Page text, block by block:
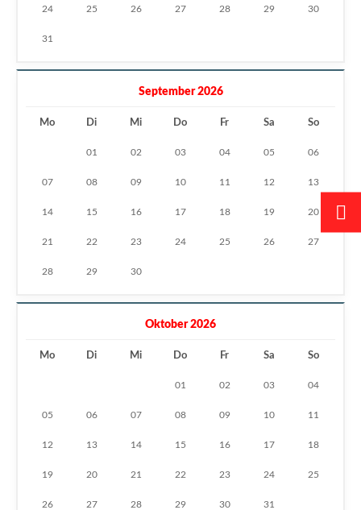
24 25 26 27 28 29 30
31
September 2026
Mo Di Mi Do Fr Sa So
01 02 03 04 05 06
07 08 09 10 11 12 13
14 15 16 17 18 19 20
21 22 23 24 25 26 27
28 29 30
Oktober 2026
Mo Di Mi Do Fr Sa So
01 02 03 04
05 06 07 08 09 10 11
12 13 14 15 16 17 18
19 20 21 22 23 24 25
26 27 28 29 30 31